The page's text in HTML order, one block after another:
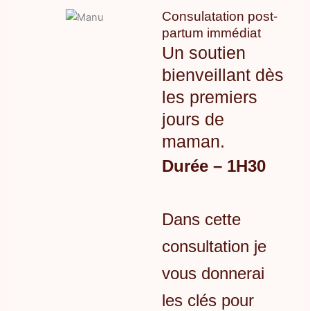
Consulatation post-
partum immédiat
Un soutien
bienveillant dès
les premiers
jours de
maman.
Durée – 1H30
Dans cette
consultation je
vous donnerai
les clés pour